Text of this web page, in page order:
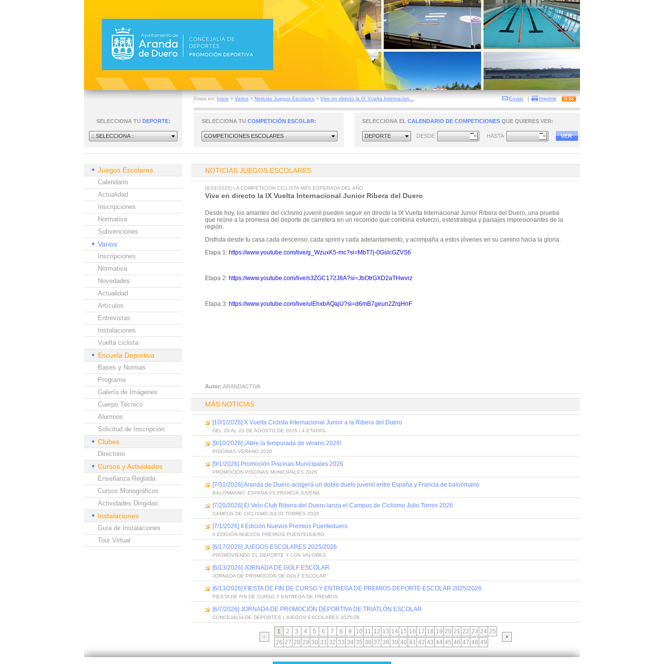
Estas en: Inicio > Varios > Noticias Juegos Escolares > Vive en directo la IX Vuelta Internacion... Enviar | Imprimir
SELECCIONA TU DEPORTE:
:: SELECCIONA ::
SELECCIONA TU COMPETICIÓN ESCOLAR:
COMPETICIONES ESCOLARES
SELECCIONA EL CALENDARIO DE COMPETICIONES QUE QUIERES VER:
DEPORTE DESDE HASTA
Juegos Escolares
Calendario
Actualidad
Inscripciones
Normativa
Subvenciones
Varios
Inscripciones
Normativa
Novedades
Actualidad
Artículos
Entrevistas
Instalaciones
Vuelta ciclista
Escuela Deportiva
Bases y Normas
Programa
Galería de Imágenes
Cuerpo Técnico
Alumnos
Solicitud de Inscripción
Clubes
Directorio
Cursos y Actividades
Enseñanza Reglada
Cursos Monográficos
Actividades Dirigidas
Instalaciones
Guía de Instalaciones
Tour Virtual
NOTICIAS JUEGOS ESCOLARES
[8/24/2025] LA COMPETICIÓN CICLISTA MÁS ESPERADA DEL AÑO
Vive en directo la IX Vuelta Internacional Junior Ribera del Duero
Desde hoy, los amantes del ciclismo juvenil pueden seguir en directo la IX Vuelta Internacional Junior Ribera del Duero, una prueba
que reúne a la promesa del deporte de carretera en un recorrido que combina esfuerzo, estestrategia y paisajes impresionantes de la
región.
Disfruta desde tu casa cada descenso, cada sprint y cada adelantamiento, y acompaña a estos jóvenes en su camino hacia la gloria.
Etapa 1: https://www.youtube.com/live/g_WzuxK5-mc?si=MbT7j-0GslcGZVS6
Etapa 2: https://www.youtube.com/live/s3ZGC172J8A?si=JbOtrGXD2aTHwvrz
Etapa 3: https://www.youtube.com/live/ulEhxbAQajU?si=d6mB7geun2ZrqHnF
Autor: ARANDACTIVA
MÁS NOTICIAS
[10/1/2026] X Vuelta Ciclista Internacional Junior a la Ribera del Duero
DEL 20 AL 23 DE AGOSTO DE 2026 | 4 ETAPAS
[9/10/2026] ¡Abre la temporada de verano 2026!
PISCINAS VERANO 2026
[9/1/2026] Promoción Piscinas Municipales 2026
PROMOCIÓN PISCINAS MUNICIPALES 2026
[7/31/2026] Aranda de Duero acogerá un doble duelo juvenil entre España y Francia de balonmano
BALONMANO: ESPAÑA VS FRANCIA JUVENIL
[7/20/2026] El Velo Club Ribera del Duero lanza el Campus de Ciclismo Julio Torres 2026
CAMPUS DE CICLISMO JULIO TORRES 2026
[7/1/2026] II Edición Nuevos Premios Puenteduero
II EDICIÓN NUEVOS PREMIOS PUENTEDUERO
[6/17/2026] JUEGOS ESCOLARES 2025/2026
PROMOVIENDO EL DEPORTE Y LOS VALORES
[6/13/2026] JORNADA DE GOLF ESCOLAR
JORNADA DE PROMOCIÓN DE GOLF ESCOLAR
[6/13/2026] FIESTA DE FIN DE CURSO Y ENTREGA DE PREMIOS DEPORTE ESCOLAR 2025/2026
FIESTA DE FIN DE CURSO Y ENTREGA DE PREMIOS
[6/7/2026] JORNADA DE PROMOCIÓN DEPORTIVA DE TRIATLÓN ESCOLAR
CONCEJALÍA DE DEPORTES | JUEGOS ESCOLARES 2025/26
1 2 3 4 5 6 7 8 9 10 11 12 13 14 15 16 17 18 19 20 21 22 23 24 25
26 27 28 29 30 31 32 33 34 35 36 37 38 39 40 41 42 43 44 45 46 47 48 49